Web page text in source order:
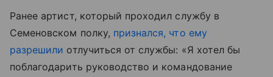
Ранее артист, который проходил службу в
Семеновском полку, признался, что ему
разрешили отлучиться от службы: «Я хотел бы
поблагодарить руководство и командование